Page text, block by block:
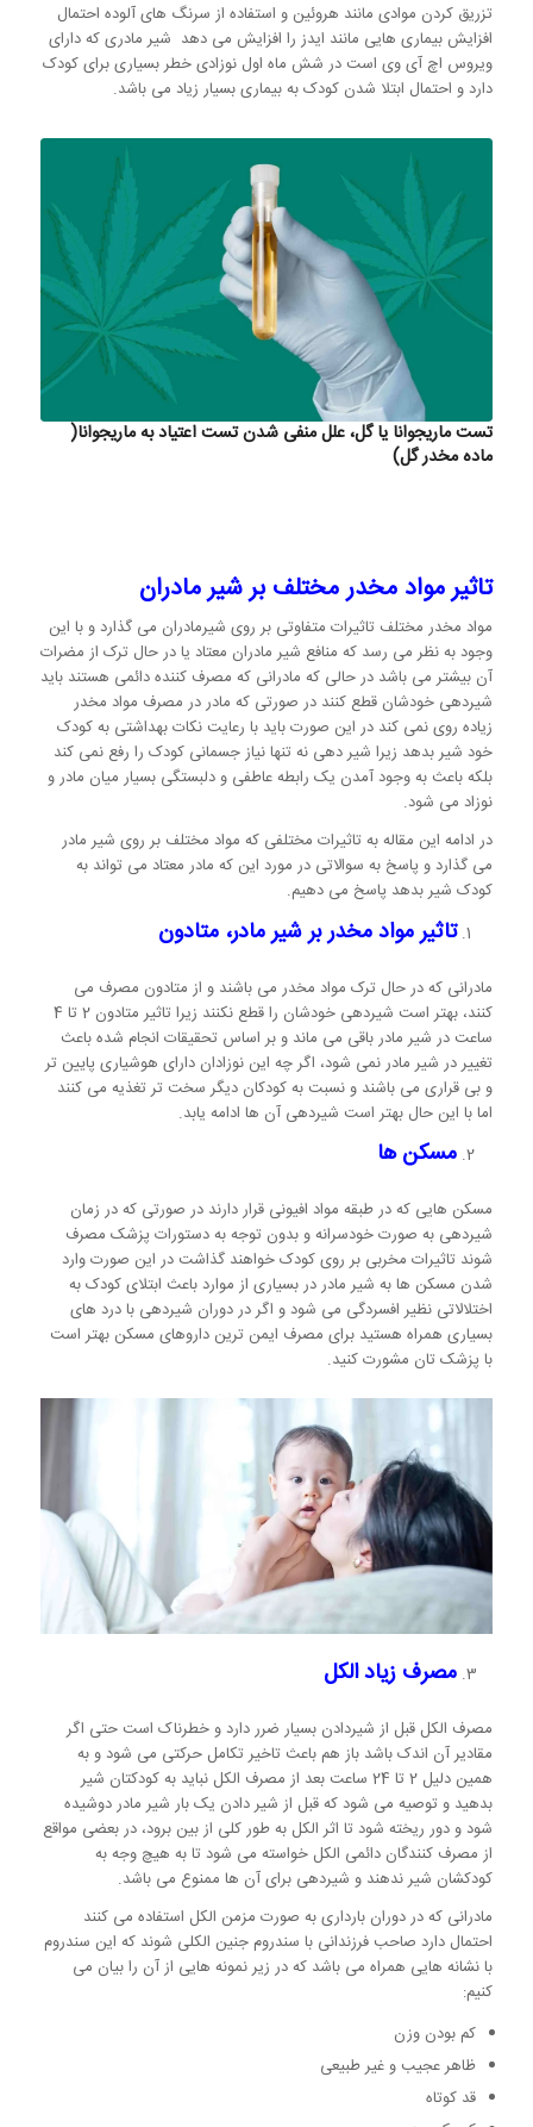
تزریق کردن موادی مانند هروئین و استفاده از سرنگ های آلوده احتمال
افزایش بیماری هایی مانند ایدز را افزایش می دهد شیر مادری که دارای
ویروس اچ آی وی است در شش ماه اول نوزادی خطر بسیاری برای کودک
دارد و احتمال ابتلا شدن کودک به بیماری بسیار زیاد می باشد.
تست ماریجوانا یا گل، علل منفی شدن تست اعتیاد به ماریجوانا(
ماده مخدر گل)
تاثیر مواد مخدر مختلف بر شیر مادران
مواد مخدر مختلف تاثیرات متفاوتی بر روی شیرمادران می گذارد و با این
وجود به نظر می رسد که منافع شیر مادران معتاد یا در حال ترک از مضرات
آن بیشتر می باشد در حالی که مادرانی که مصرف کننده دائمی هستند باید
شیردهی خودشان قطع کنند در صورتی که مادر در مصرف مواد مخدر
زیاده روی نمی کند در این صورت باید با رعایت نکات بهداشتی به کودک
خود شیر بدهد زیرا شیر دهی نه تنها نیاز جسمانی کودک را رفع نمی کند
بلکه باعث به وجود آمدن یک رابطه عاطفی و دلبستگی بسیار میان مادر و
نوزاد می شود.
در ادامه این مقاله به تاثیرات مختلفی که مواد مختلف بر روی شیر مادر
می گذارد و پاسخ به سوالاتی در مورد این که مادر معتاد می تواند به
کودک شیر بدهد پاسخ می دهیم.
تاثیر مواد مخدر بر شیر مادر، متادون
مادرانی که در حال ترک مواد مخدر می باشند و از متادون مصرف می
کنند، بهتر است شیردهی خودشان را قطع نکنند زیرا تاثیر متادون 2 تا 4
ساعت در شیر مادر باقی می ماند و بر اساس تحقیقات انجام شده باعث
تغییر در شیر مادر نمی شود، اگر چه این نوزادان دارای هوشیاری پایین تر
و بی قراری می باشند و نسبت به کودکان دیگر سخت تر تغذیه می کنند
اما با این حال بهتر است شیردهی آن ها ادامه یابد.
مسکن ها
مسکن هایی که در طبقه مواد افیونی قرار دارند در صورتی که در زمان
شیردهی به صورت خودسرانه و بدون توجه به دستورات پزشک مصرف
شوند تاثیرات مخربی بر روی کودک خواهند گذاشت در این صورت وارد
شدن مسکن ها به شیر مادر در بسیاری از موارد باعث ابتلای کودک به
اختلالاتی نظیر افسردگی می شود و اگر در دوران شیردهی با درد های
بسیاری همراه هستید برای مصرف ایمن ترین داروهای مسکن بهتر است
با پزشک تان مشورت کنید.
مصرف زیاد الکل
مصرف الکل قبل از شیردادن بسیار ضرر دارد و خطرناک است حتی اگر
مقادیر آن اندک باشد باز هم باعث تاخیر تکامل حرکتی می شود و به
همین دلیل 2 تا 24 ساعت بعد از مصرف الکل نباید به کودکتان شیر
بدهید و توصیه می شود که قبل از شیر دادن یک بار شیر مادر دوشیده
شود و دور ریخته شود تا اثر الکل به طور کلی از بین برود، در بعضی مواقع
از مصرف کنندگان دائمی الکل خواسته می شود تا به هیچ وجه به
کودکشان شیر ندهند و شیردهی برای آن ها ممنوع می باشد.
مادرانی که در دوران بارداری به صورت مزمن الکل استفاده می کنند
احتمال دارد صاحب فرزندانی با سندروم جنین الکلی شوند که این سندروم
با نشانه هایی همراه می باشد که در زیر نمونه هایی از آن را بیان می
کنیم:
کم بودن وزن
ظاهر عجیب و غیر طبیعی
قد کوتاه